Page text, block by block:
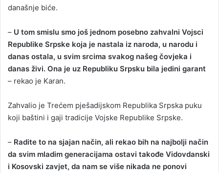
današnje biće.
– U tom smislu smo još jednom posebno zahvalni Vojsci
Republike Srpske koja je nastala iz naroda, u narodu i
danas ostala, u svim srcima svakog našeg čovjeka i
danas živi. Ona je uz Republiku Srpsku bila jedini garant
– rekao je Karan.
Zahvalio je Trećem pješadijskom Republika Srpska puku
koji baštini i gaji tradicije Vojske Republike Srpske.
– Radite to na sjajan način, ali rekao bih na najbolji način
da svim mladim generacijama ostavi takođe Vidovdanski
i Kosovski zavjet, da nam se više nikada ne ponovi